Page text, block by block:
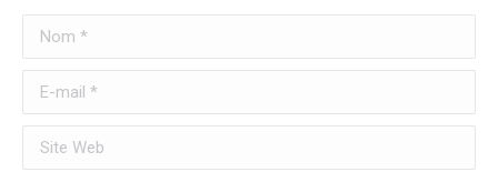
Nom *
E-mail *
Site Web